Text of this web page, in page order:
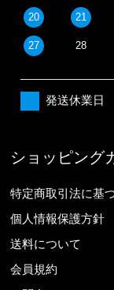
20 21
27 28
発送休業日
ショッピング
特定商取引法に基
個人情報保護方針
送料について
会員規約